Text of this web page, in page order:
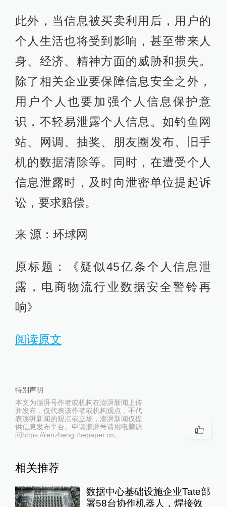
此外，当信息被买卖利用后，用户的
个人生活也将受到影响，甚至带来人
身、经济、精神方面的威胁和损失。
除了相关企业要保障信息安全之外，
用户个人也要加强个人信息保护意
识，不轻易泄露个人信息。如钓鱼网
站、网调、抽奖、朋友圈发布、旧手
机的数据清除等。同时，在遭受个人
信息泄露时，及时向泄密单位提起诉
讼，要求赔偿。
来 源：环球网
原标题：《疑似45亿条个人信息泄
露，电商物流行业数据安全警铃再
响》
阅读原文
特别声明
本文为澎湃号作者或机构在澎湃新闻上传
并发布，仅代表该作者或机构观点，不代
表澎湃新闻的观点或立场，澎湃新闻仅提
供信息发布平台。申请澎湃号请用电脑访
问https://renzheng.thepaper.cn。
相关推荐
数据中心基础设施企业Tate部
署58台协作机器人，焊接效